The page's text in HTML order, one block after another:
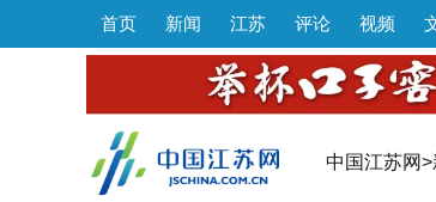
首页 新闻 江苏 评论 视频
中国江苏网>